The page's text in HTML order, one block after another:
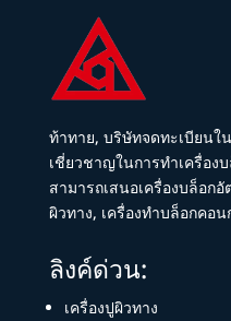
ท้าทาย, บริษัทจดทะเบียนใ
เชี่ยวชาญในการทำเครื่อง
สามารถเสนอเครื่องบล็อก
ผิวทาง, เครื่องทำบล็อกคอ
ลิงค์ด่วน:
เครื่องปูผิวทาง